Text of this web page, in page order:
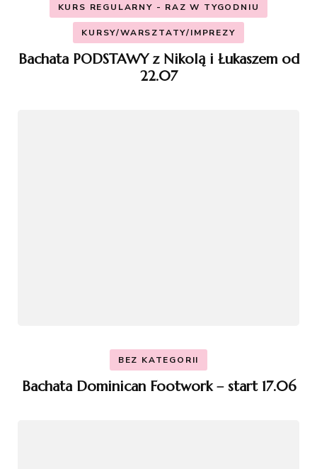
KURS REGULARNY - RAZ W TYGODNIU
KURSY/WARSZTATY/IMPREZY
Bachata PODSTAWY z Nikolą i Łukaszem od
22.07
BEZ KATEGORII
Bachata Dominican Footwork – start 17.06